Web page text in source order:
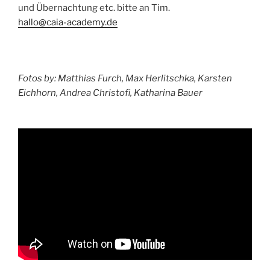
und Übernachtung etc. bitte an Tim.
hallo@caia-academy.de
Fotos by: Matthias Furch, Max Herlitschka, Karsten
Eichhorn, Andrea Christofi, Katharina Bauer